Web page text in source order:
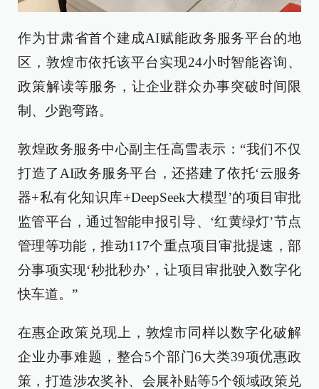
作为甘肃省首个建成AI赋能政务服务平台的地
区，敦煌市依托该平台实现24小时智能咨询、
政策解读等服务，让企业群众办事突破时间限
制、少跑弯路。
敦煌政务服务中心副主任高雪表示：“我们不仅
打造了AI政务服务平台，还搭建了依托‘云服务
器+私有化知识库+DeepSeek大模型’的项目审批
监管平台，通过智能申报引导、‘红黄绿灯’节点
管理等功能，推动117个重点项目审批提速，部
分事项实现‘秒批秒办’，让项目审批驶入数字化
快车道。”
在惠企政策兑现上，敦煌市同样以数字化破解
企业办事难题，整合5个部门6大类39项优惠政
策，打造涉农奖补、会展补贴等5个领域政策兑